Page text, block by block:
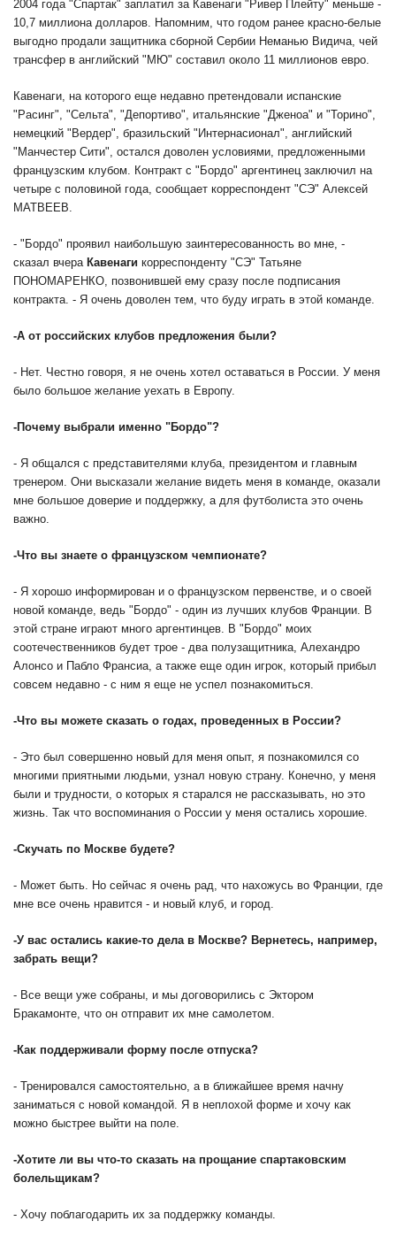
2004 года "Спартак" заплатил за Кавенаги "Ривер Плейту" меньше -
10,7 миллиона долларов. Напомним, что годом ранее красно-белые
выгодно продали защитника сборной Сербии Неманью Видича, чей
трансфер в английский "МЮ" составил около 11 миллионов евро.
Кавенаги, на которого еще недавно претендовали испанские
"Расинг", "Сельта", "Депортиво", итальянские "Дженоа" и "Торино",
немецкий "Вердер", бразильский "Интернасионал", английский
"Манчестер Сити", остался доволен условиями, предложенными
французским клубом. Контракт с "Бордо" аргентинец заключил на
четыре с половиной года, сообщает корреспондент "СЭ" Алексей
МАТВЕЕВ.
- "Бордо" проявил наибольшую заинтересованность во мне, -
сказал вчера Кавенаги корреспонденту "СЭ" Татьяне
ПОНОМАРЕНКО, позвонившей ему сразу после подписания
контракта. - Я очень доволен тем, что буду играть в этой команде.
-А от российских клубов предложения были?
- Нет. Честно говоря, я не очень хотел оставаться в России. У меня
было большое желание уехать в Европу.
-Почему выбрали именно "Бордо"?
- Я общался с представителями клуба, президентом и главным
тренером. Они высказали желание видеть меня в команде, оказали
мне большое доверие и поддержку, а для футболиста это очень
важно.
-Что вы знаете о французском чемпионате?
- Я хорошо информирован и о французском первенстве, и о своей
новой команде, ведь "Бордо" - один из лучших клубов Франции. В
этой стране играют много аргентинцев. В "Бордо" моих
соотечественников будет трое - два полузащитника, Алехандро
Алонсо и Пабло Франсиа, а также еще один игрок, который прибыл
совсем недавно - с ним я еще не успел познакомиться.
-Что вы можете сказать о годах, проведенных в России?
- Это был совершенно новый для меня опыт, я познакомился со
многими приятными людьми, узнал новую страну. Конечно, у меня
были и трудности, о которых я старался не рассказывать, но это
жизнь. Так что воспоминания о России у меня остались хорошие.
-Скучать по Москве будете?
- Может быть. Но сейчас я очень рад, что нахожусь во Франции, где
мне все очень нравится - и новый клуб, и город.
-У вас остались какие-то дела в Москве? Вернетесь, например,
забрать вещи?
- Все вещи уже собраны, и мы договорились с Эктором
Бракамонте, что он отправит их мне самолетом.
-Как поддерживали форму после отпуска?
- Тренировался самостоятельно, а в ближайшее время начну
заниматься с новой командой. Я в неплохой форме и хочу как
можно быстрее выйти на поле.
-Хотите ли вы что-то сказать на прощание спартаковским
болельщикам?
- Хочу поблагодарить их за поддержку команды.